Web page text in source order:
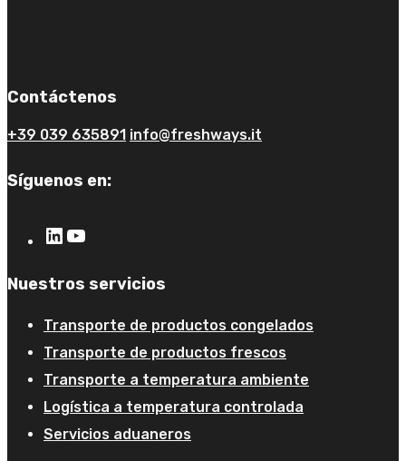
Contáctenos
+39 039 635891 info@freshways.it
Síguenos en:
Nuestros servicios
Transporte de productos congelados
Transporte de productos frescos
Transporte a temperatura ambiente
Logística a temperatura controlada
Servicios aduaneros